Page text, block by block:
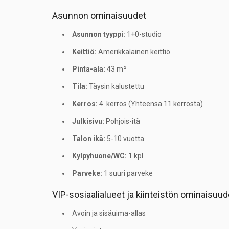
Asunnon ominaisuudet
Asunnon tyyppi: 1+0-studio
Keittiö: Amerikkalainen keittiö
Pinta-ala: 43 m²
Tila: Täysin kalustettu
Kerros: 4. kerros (Yhteensä 11 kerrosta)
Julkisivu: Pohjois-itä
Talon ikä: 5-10 vuotta
Kylpyhuone/WC: 1 kpl
Parveke: 1 suuri parveke
VIP-sosiaalialueet ja kiinteistön
Avoin ja sisäuima-allas